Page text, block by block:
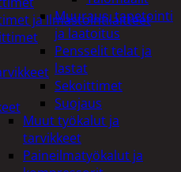
Muuraus, tapetointi
ja laatoitus
Pensselit telat ja
lastat
Sekoittimet
Suojaus
Muut työkalut ja
tarvikkeet
Paineilmatyökalut ja
ja Ilmastointilaitteet